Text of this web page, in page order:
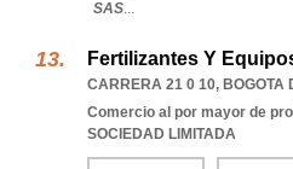
SAS...
Fertilizantes Y
CARRERA 21 0 10, BOGOTA
Comercio al por mayor de
SOCIEDAD LIMITADA